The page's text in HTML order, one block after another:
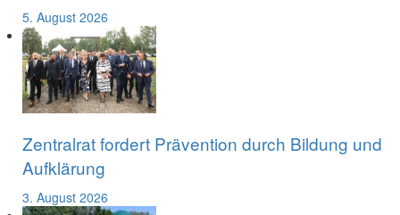
5. August 2026
Zentralrat fordert Prävention durch Bildung und
Aufklärung
3. August 2026